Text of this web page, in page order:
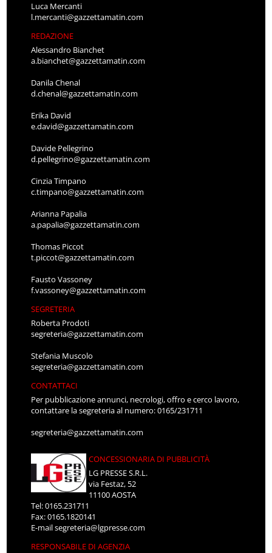
Luca Mercanti
l.mercanti@gazzettamatin.com
REDAZIONE
Alessandro Bianchet
a.bianchet@gazzettamatin.com
Danila Chenal
d.chenal@gazzettamatin.com
Erika David
e.david@gazzettamatin.com
Davide Pellegrino
d.pellegrino@gazzettamatin.com
Cinzia Timpano
c.timpano@gazzettamatin.com
Arianna Papalia
a.papalia@gazzettamatin.com
Thomas Piccot
t.piccot@gazzettamatin.com
Fausto Vassoney
f.vassoney@gazzettamatin.com
SEGRETERIA
Roberta Prodoti
segreteria@gazzettamatin.com
Stefania Muscolo
segreteria@gazzettamatin.com
CONTATTACI
Per pubblicazione annunci, necrologi, offro e cerco lavoro,
contattare la segreteria al numero: 0165/231711
segreteria@gazzettamatin.com
CONCESSIONARIA DI PUBBLICITÀ
LG PRESSE S.R.L.
via Festaz, 52
11100 AOSTA
Tel: 0165.231711
Fax: 0165.1820141
E-mailsegreteria@lgpresse.com
RESPONSABILE DI AGENZIA